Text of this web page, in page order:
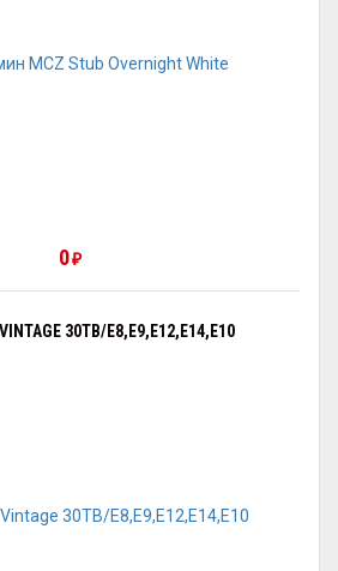
0 ₽
30TB/E8,E9,E12,E14,E10